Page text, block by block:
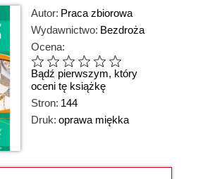
Autor: Praca zbiorowa
Wydawnictwo: Bezdroża
Ocena:
Bądź pierwszym, który
oceni tę książkę
Stron: 144
Druk: oprawa miękka